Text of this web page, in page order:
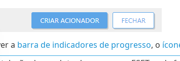
a barra de indicadores de progresso, o